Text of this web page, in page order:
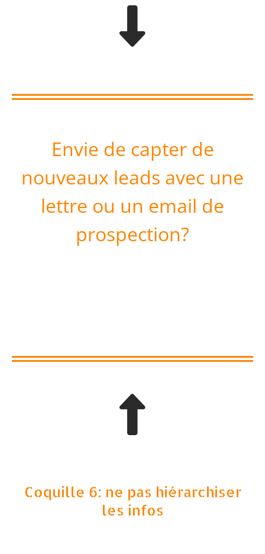
Envie de capter de
nouveaux leads avec une
lettre ou un email de
prospection?
Coquille 6: ne pas hiérarchiser
les infos